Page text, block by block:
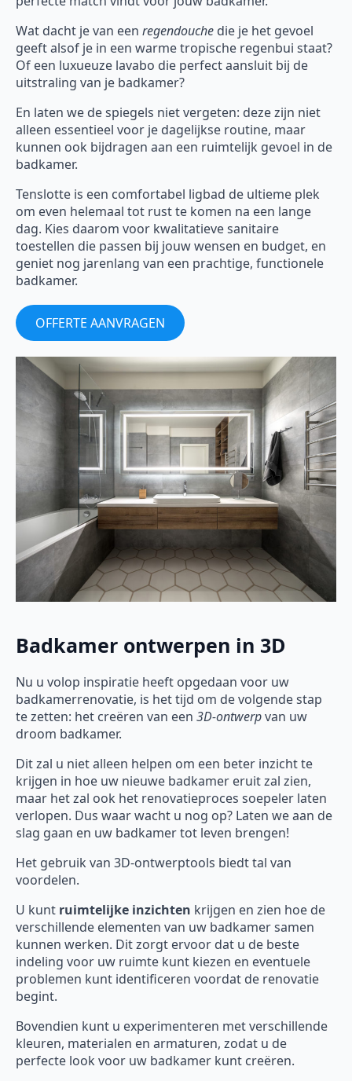
Wat dacht je van een regendouche die je het gevoel
geeft alsof je in een warme tropische regenbui staat?
Of een luxueuze lavabo die perfect aansluit bij de
uitstraling van je badkamer?
En laten we de spiegels niet vergeten: deze zijn niet
alleen essentieel voor je dagelijkse routine, maar
kunnen ook bijdragen aan een ruimtelijk gevoel in de
badkamer.
Tenslotte is een comfortabel ligbad de ultieme plek
om even helemaal tot rust te komen na een lange
dag. Kies daarom voor kwalitatieve sanitaire
toestellen die passen bij jouw wensen en budget, en
geniet nog jarenlang van een prachtige, functionele
badkamer.
OFFERTE AANVRAGEN
Badkamer ontwerpen in 3D
Nu u volop inspiratie heeft opgedaan voor uw
badkamerrenovatie, is het tijd om de volgende stap
te zetten: het creëren van een 3D-ontwerpvan uw
droom badkamer.
Dit zal u niet alleen helpen om een beter inzicht te
krijgen in hoe uw nieuwe badkamer eruit zal zien,
maar het zal ook het renovatieproces soepeler laten
verlopen. Dus waar wacht u nog op? Laten we aan de
slag gaan en uw badkamer tot leven brengen!
Het gebruik van 3D-ontwerptools biedt tal van
voordelen.
U kunt ruimtelijke inzichten krijgen en zien hoe de
verschillende elementen van uw badkamer samen
kunnen werken. Dit zorgt ervoor dat u de beste
indeling voor uw ruimte kunt kiezen en eventuele
problemen kunt identificeren voordat de renovatie
begint.
Bovendien kunt u experimenteren met verschillende
kleuren, materialen en armaturen, zodat u de
perfecte look voor uw badkamer kunt creëren.